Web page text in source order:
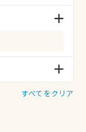
すべてをクリア